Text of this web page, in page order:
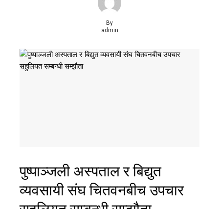
By
admin
पुष्पाञ्जली अस्पताल र बिद्युत
व्यवसायी संघ चितवनबीच उपचार